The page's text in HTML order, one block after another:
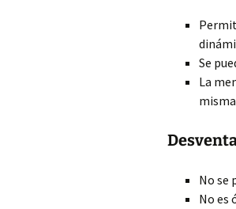
Se
La
No se
No es